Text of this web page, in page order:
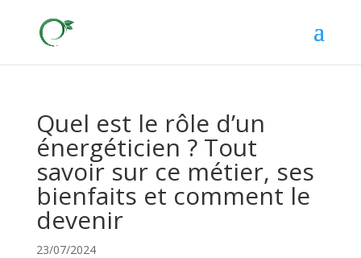
Quel est le rôle d’un
énergéticien ? Tout
savoir sur ce métier, ses
bienfaits et comment le
devenir
23/07/2024